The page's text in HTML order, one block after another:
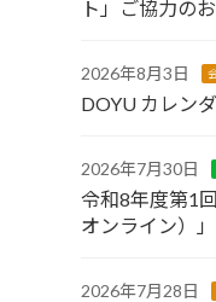
ト」ご協力の
2026年8月3日
DOYU カレン
2026年7月30日
令和8年度第1
オンライン）
2026年7月28日